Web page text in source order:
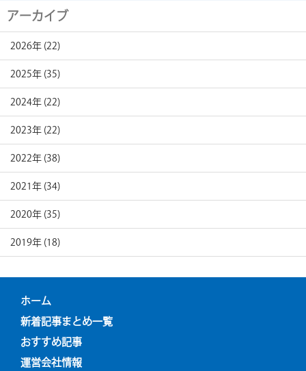
アーカイブ
2026年 (22)
2025年 (35)
2024年 (22)
2023年 (22)
2022年 (38)
2021年 (34)
2020年 (35)
2019年 (18)
ホーム
新着記事まとめ一覧
おすすめ記事
運営会社情報